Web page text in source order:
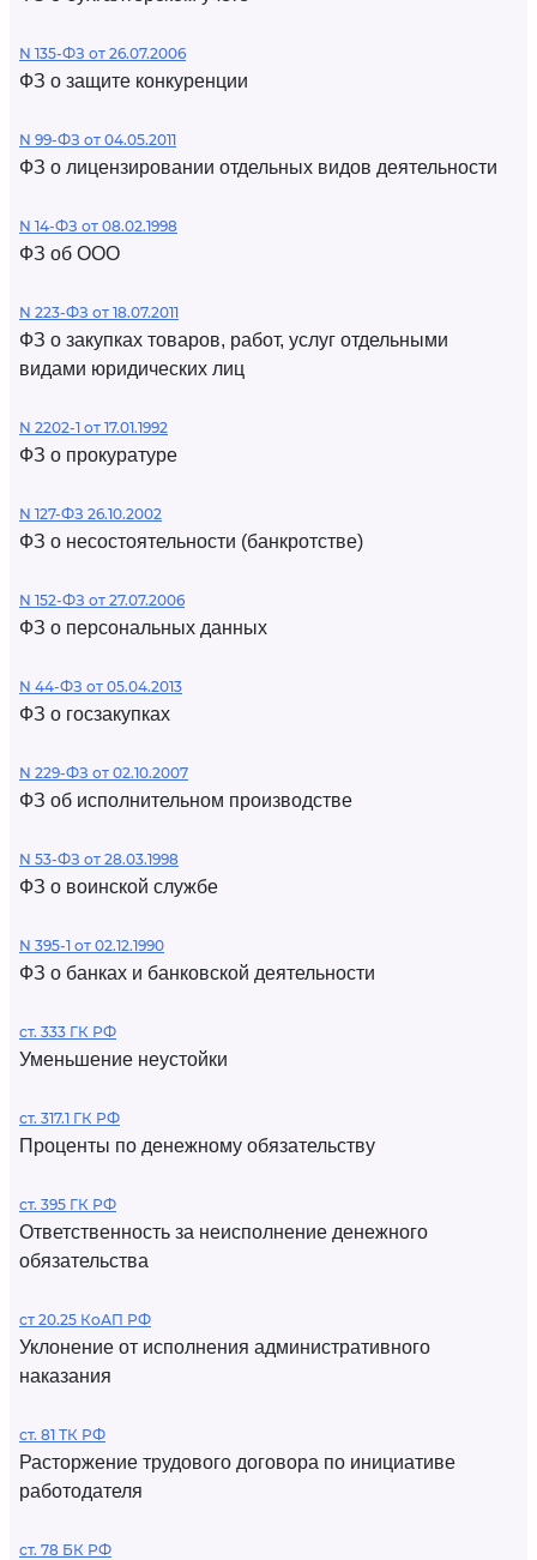
N 135-ФЗ от 26.07.2006
ФЗ о защите конкуренции
N 99-ФЗ от 04.05.2011
ФЗ о лицензировании отдельных видов деятельности
N 14-ФЗ от 08.02.1998
ФЗ об ООО
N 223-ФЗ от 18.07.2011
ФЗ о закупках товаров, работ, услуг отдельными
видами юридических лиц
N 2202-1 от 17.01.1992
ФЗ о прокуратуре
N 127-ФЗ 26.10.2002
ФЗ о несостоятельности (банкротстве)
N 152-ФЗ от 27.07.2006
ФЗ о персональных данных
N 44-ФЗ от 05.04.2013
ФЗ о госзакупках
N 229-ФЗ от 02.10.2007
ФЗ об исполнительном производстве
N 53-ФЗ от 28.03.1998
ФЗ о воинской службе
N 395-1 от 02.12.1990
ФЗ о банках и банковской деятельности
ст. 333 ГК РФ
Уменьшение неустойки
ст. 317.1 ГК РФ
Проценты по денежному обязательству
ст. 395 ГК РФ
Ответственность за неисполнение денежного
обязательства
ст 20.25 КоАП РФ
Уклонение от исполнения административного
наказания
ст. 81 ТК РФ
Расторжение трудового договора по инициативе
работодателя
ст. 78 БК РФ